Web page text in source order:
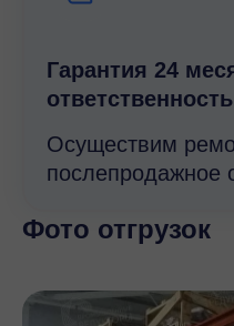
Гарантия 24
Осуществим
послепродажное
Фото отгрузок